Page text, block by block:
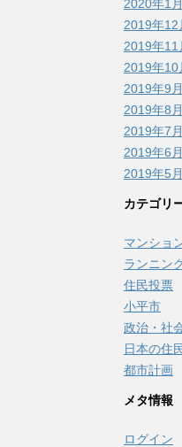
2020年1月
2019年12
2019年11
2019年10
2019年9月
2019年8月
2019年7月
2019年6月
2019年5月
カテゴリ
マンショ
ランニン
住民投票
小平市
政治・社
日本の住
都市計画
メタ情報
ログイン